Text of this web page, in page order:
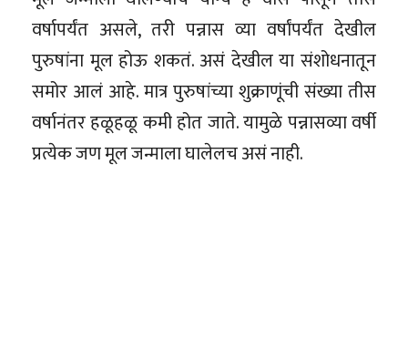
वर्षापर्यंत असले, तरी पन्नास व्या वर्षांपर्यंत देखील
पुरुषांना मूल होऊ शकतं. असं देखील या संशोधनातून
समोर आलं आहे. मात्र पुरुषांच्या शुक्राणूंची संख्या तीस
वर्षानंतर हळूहळू कमी होत जाते. यामुळे पन्नासव्या वर्षी
प्रत्येक जण मूल जन्माला घालेलच असं नाही.